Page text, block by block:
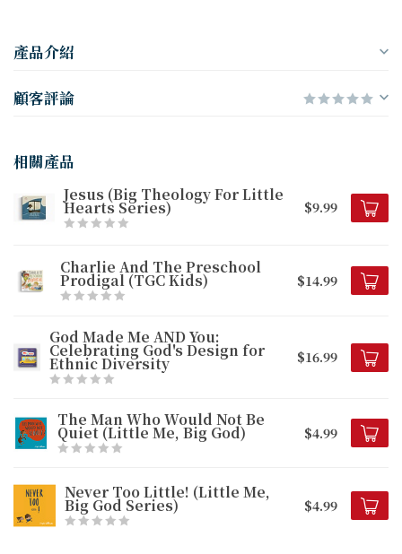
產品介紹
顧客評論
相關產品
Jesus (Big Theology For Little
Hearts Series) $9.99
Charlie And The Preschool
Prodigal (TGC Kids) $14.99
God Made Me AND You:
Celebrating God's Design for
Ethnic Diversity $16.99
The Man Who Would Not Be
Quiet (Little Me, Big God) $4.99
Never Too Little! (Little Me,
Big God Series) $4.99